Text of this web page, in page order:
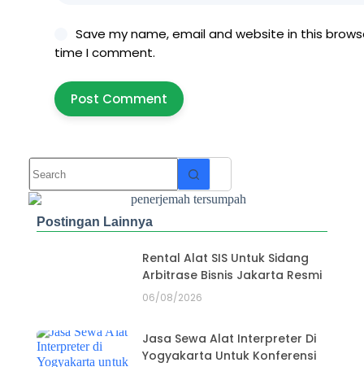
Save my name, email and website in this
time I comment.
Post Comment
Postingan Lainnya
Rental Alat SIS Untuk Sidang
Arbitrase Bisnis Jakarta Resmi
06/08/2026
Jasa Sewa Alat Interpreter Di
Yogyakarta Untuk Konferensi